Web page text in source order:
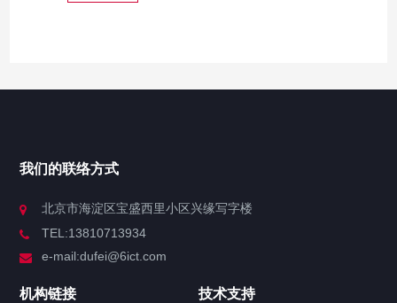
我们的联络方式
北京市海淀区宝盛西里小区兴缘写字楼
TEL:13810713934
e-mail:dufei@6ict.com
机构链接 技术支持